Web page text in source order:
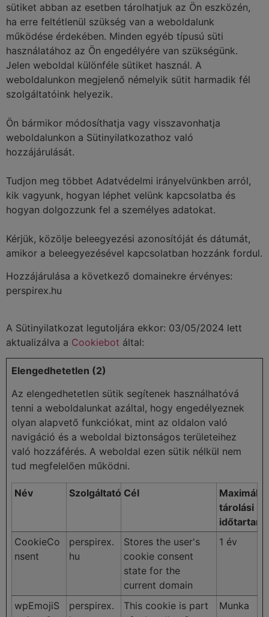
sütiket abban az esetben tárolhatjuk az Ön eszközén,
ha erre feltétlenül szükség van a weboldalunk
működése érdekében. Minden egyéb típusú süti
használatához az Ön engedélyére van szükségünk.
Jelen weboldal különféle sütiket használ. A
weboldalunkon megjelenő némelyik sütit harmadik fél
szolgáltatóink helyezik.
Ön bármikor módosíthatja vagy visszavonhatja
weboldalunkon a Sütinyilatkozathoz való
hozzájárulását.
Tudjon meg többet Adatvédelmi irányelvünkben arról,
kik vagyunk, hogyan léphet velünk kapcsolatba és
hogyan dolgozzunk fel a személyes adatokat.
Kérjük, közölje beleegyezési azonosítóját és dátumát,
amikor a beleegyezésével kapcsolatban hozzánk fordul.
Hozzájárulása a következő domainekre érvényes:
perspirex.hu
A Sütinyilatkozat legutoljára ekkor: 03/05/2024 lett
aktualizálva a Cookiebot által:
Elengedhetetlen (2)
Az elengedhetetlen sütik segítenek használhatóvá
tenni a weboldalunkat azáltal, hogy engedélyeznek
olyan alapvető funkciókat, mint az oldalon való
navigáció és a weboldal biztonságos területeihez
való hozzáférés. A weboldal ezen sütik nélkül nem
tud megfelelően működni.
Név Szolgáltató Cél
Maximális
tárolási
időtartam
CookieCo
nsent
perspirex.
hu
Stores the user's
cookie consent
state for the
current domain
1 év
wpEmojiS
perspirex.
This cookie is part
Munka